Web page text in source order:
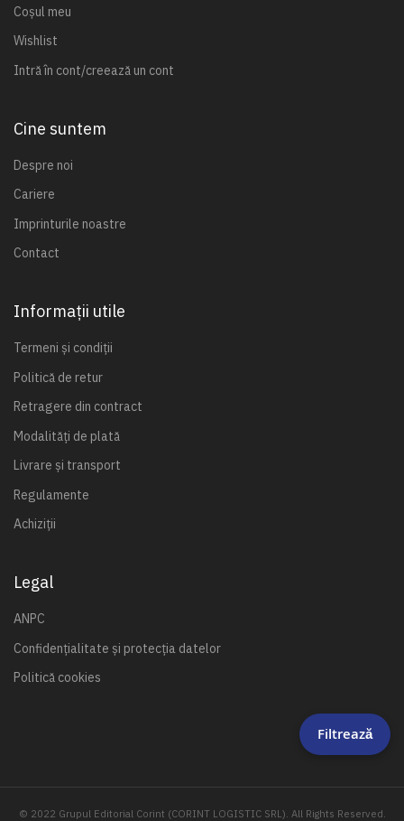
Coșul meu
Wishlist
Intră în cont/creează un cont
Cine suntem
Despre noi
Cariere
Imprinturile noastre
Contact
Informații utile
Termeni și condiții
Politică de retur
Retragere din contract
Modalități de plată
Livrare și transport
Regulamente
Achiziții
Legal
ANPC
Confidențialitate și protecția datelor
Politică cookies
© 2022 Grupul Editorial Corint (CORINT LOGISTIC SRL). All Rights Reserved.
Filtrează